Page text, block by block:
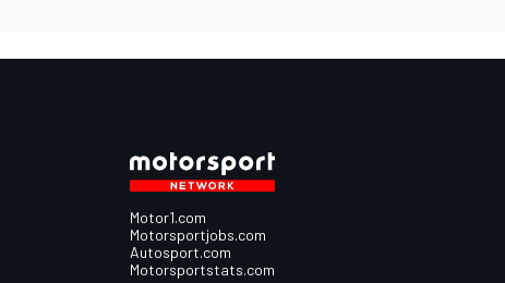
Motor1.com
Motorsportjobs.com
Autosport.com
Motorsportstats.com